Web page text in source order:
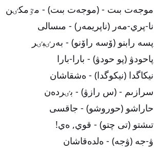
موجەت بىت - (موجەت بىت) - مٷمكٸن
نا-پري-مەر (ناپريمەر) - مىسالى
پسە رابنو (ۆسە راۆنو) - بەرٸبٸر
پاحودۋ (پو حودۋ) - بارا-بارا
نيكاگدا (نيكوگدا) - ەشقاشان
سرازىم - (س رازۋ) - بٸردەن
حاراشو (حوروشو) - جاقسى
تىشتو (تى چتو) - قوي, ەي!
ۋ-جە (ۋجە) - ەلدەقاشان